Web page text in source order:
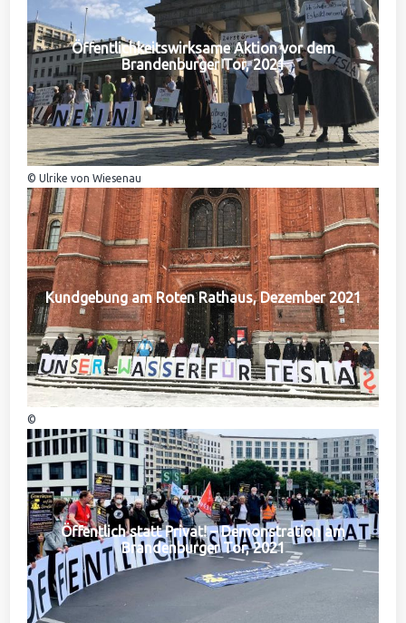
Öffentlichkeitswirksame Aktion vor dem
Brandenburger Tor, 2021
© Ulrike von Wiesenau
Kundgebung am Roten Rathaus, Dezember 2021
©
Öffentlich statt Privat! – Demonstration am
Brandenburger Tor, 2021